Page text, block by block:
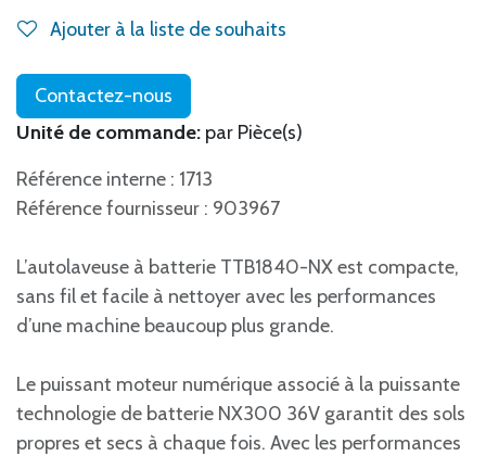
Ajouter à la liste de souhaits
Contactez-nous
Unité de commande: par Pièce(s)
Référence interne : 1713
Référence fournisseur : 903967
L’autolaveuse à batterie TTB1840-NX est compacte,
sans fil et facile à nettoyer avec les performances
d’une machine beaucoup plus grande.
Le puissant moteur numérique associé à la puissante
technologie de batterie NX300 36V garantit des sols
propres et secs à chaque fois. Avec les performances